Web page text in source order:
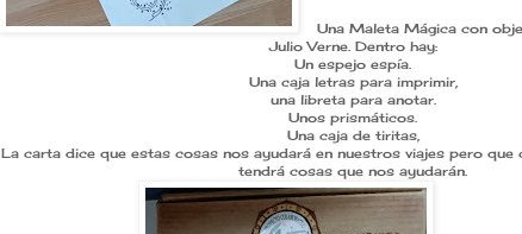
Una Maleta Mágica con
Julio Verne. Dentro hay:
Un espejo espía.
Una caja letras para imprimir,
una libreta para anotar.
Unos prismáticos.
Una caja de tiritas,
La carta dice que estas cosas nos ayudará en nuestros viajes pero que
tendrá cosas que nos ayudarán.